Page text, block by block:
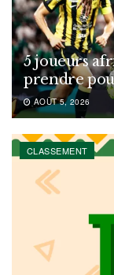
5 joueurs
prendre
AOÛT 5, 2026
CLASSEMENT